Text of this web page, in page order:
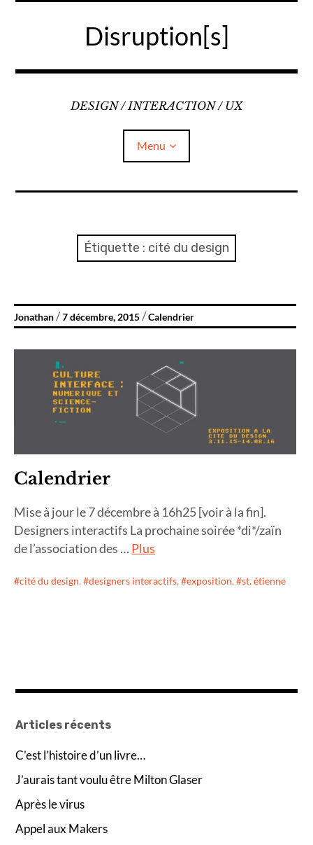
Disruption[s]
DESIGN / INTERACTION / UX
Menu
Étiquette : cité du design
Jonathan 7 décembre, 2015 Calendrier
Calendrier
Mise à jour le 7 décembre à 16h25 [voir à la fin].
Designers interactifs La prochaine soirée *di*/zaïn
de l’association des …Plus
cité du design, designers interactifs, exposition, st. étienne
Articles récents
C’est l’histoire d’un livre…
J’aurais tant voulu être Milton Glaser
Après le virus
Appel aux Makers